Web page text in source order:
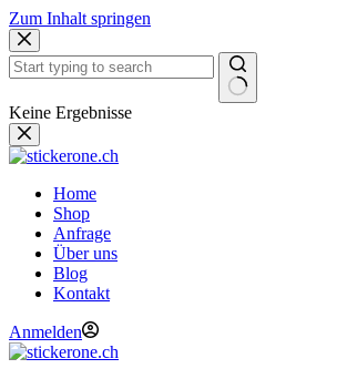
Zum Inhalt springen
Keine Ergebnisse
Home
Shop
Anfrage
Über uns
Blog
Kontakt
Anmelden